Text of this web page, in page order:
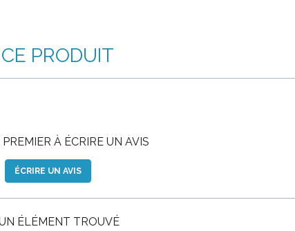
PRODUIT
À ÉCRIRE UN AVIS
ÉCRIRE UN AVIS
ÉLÉMENT TROUVÉ